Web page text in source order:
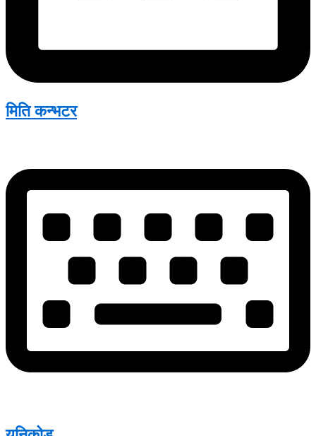
मिति कन्भटर